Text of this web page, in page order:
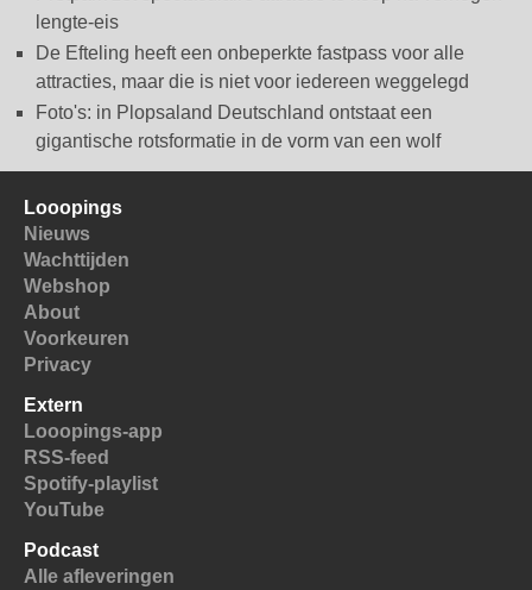
lengte-eis
De Efteling heeft een onbeperkte fastpass voor alle
attracties, maar die is niet voor iedereen weggelegd
Foto's: in Plopsaland Deutschland ontstaat een
gigantische rotsformatie in de vorm van een wolf
Looopings
Nieuws
Wachttijden
Webshop
About
Voorkeuren
Privacy
Extern
Looopings-app
RSS-feed
Spotify-playlist
YouTube
Podcast
Alle afleveringen